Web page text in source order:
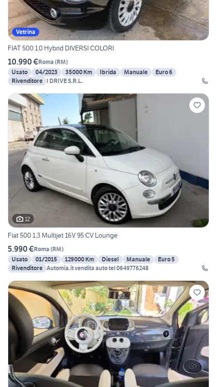
Vetrina
FIAT 500 1.0 Hybrid DIVERSI COLORI
10.990 €Roma (RM)
Usato
04/2023 35000 Km Ibrida Manuale
Euro 6
Rivenditore I DRIVE S.R.L.
12
Fiat 500 1.3 Multijet 16V 95 CV Lounge
5.990 €Roma (RM)
Usato
01/2015 129000 Km Diesel Manuale
Euro 5
Rivenditore Automia.it vendita auto tel 0649776248